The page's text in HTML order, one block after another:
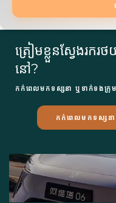
ត្រៀមខ្លួនស្វែងរករ
នៅ?
កក់ពេលមកទស្សនា ឬទាក់ទងក្រុមក
កក់ពេលមកទស្សនា